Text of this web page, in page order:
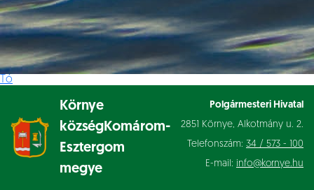
Tó
Környe
község Komárom-
Esztergom
megye
Polgármesteri Hivatal
2851 Környe, Alkotmány u. 2.
Telefonszám: 34 / 573 - 100
E-mail: info@kornye.hu